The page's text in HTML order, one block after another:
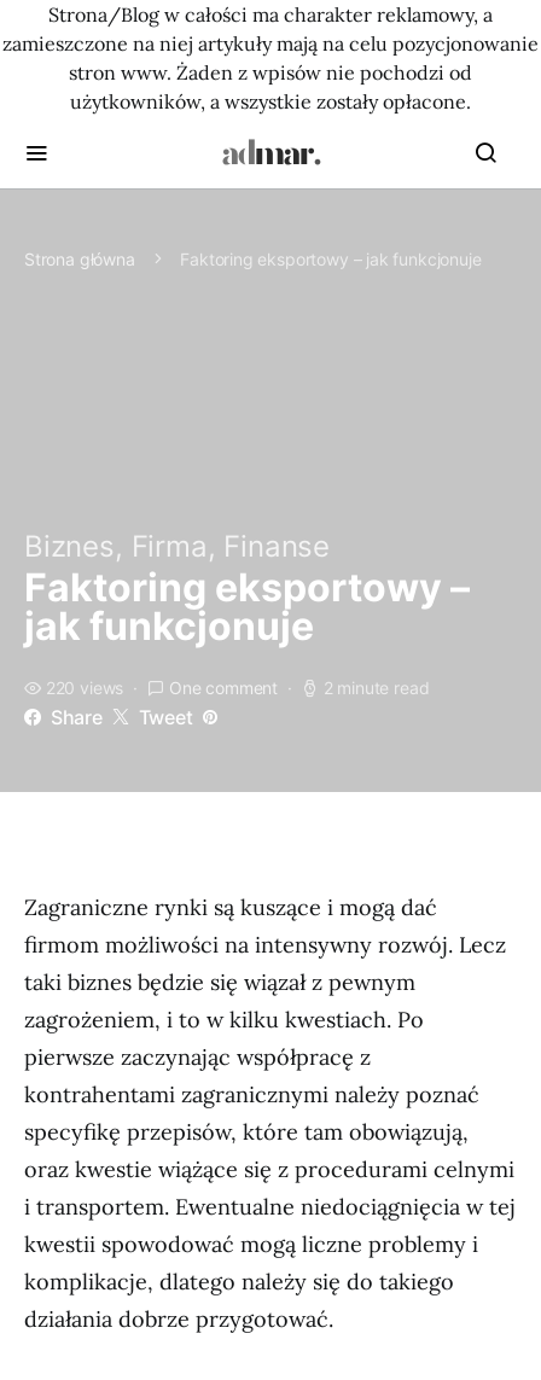
Strona/Blog w całości ma charakter reklamowy, a
zamieszczone na niej artykuły mają na celu pozycjonowanie
stron www. Żaden z wpisów nie pochodzi od
użytkowników, a wszystkie zostały opłacone.
Strona główna Faktoring eksportowy – jak funkcjonuje
Biznes, Firma, Finanse
Faktoring eksportowy –
jak funkcjonuje
220 views One comment 2 minute read
Share Tweet
Zagraniczne rynki są kuszące i mogą dać
firmom możliwości na intensywny rozwój. Lecz
taki biznes będzie się wiązał z pewnym
zagrożeniem, i to w kilku kwestiach. Po
pierwsze zaczynając współpracę z
kontrahentami zagranicznymi należy poznać
specyfikę przepisów, które tam obowiązują,
oraz kwestie wiążące się z procedurami celnymi
i transportem. Ewentualne niedociągnięcia w tej
kwestii spowodować mogą liczne problemy i
komplikacje, dlatego należy się do takiego
działania dobrze przygotować.